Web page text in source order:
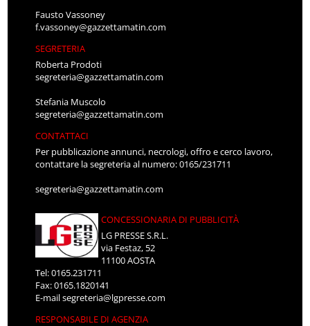
Fausto Vassoney
f.vassoney@gazzettamatin.com
SEGRETERIA
Roberta Prodoti
segreteria@gazzettamatin.com
Stefania Muscolo
segreteria@gazzettamatin.com
CONTATTACI
Per pubblicazione annunci, necrologi, offro e cerco lavoro,
contattare la segreteria al numero: 0165/231711
segreteria@gazzettamatin.com
CONCESSIONARIA DI PUBBLICITÀ
LG PRESSE S.R.L.
via Festaz, 52
11100 AOSTA
Tel: 0165.231711
Fax: 0165.1820141
E-mailsegreteria@lgpresse.com
RESPONSABILE DI AGENZIA